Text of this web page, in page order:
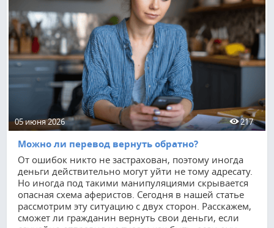
05 июня 2026 217
Можно ли перевод вернуть обратно?
От ошибок никто не застрахован, поэтому иногда
деньги действительно могут уйти не тому адресату.
Но иногда под такими манипуляциями скрывается
опасная схема аферистов. Сегодня в нашей статье
рассмотрим эту ситуацию с двух сторон. Расскажем,
сможет ли гражданин вернуть свои деньги, если